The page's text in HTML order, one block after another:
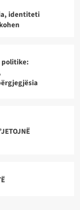
identiteti
politike: